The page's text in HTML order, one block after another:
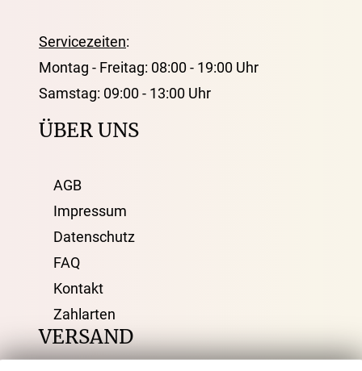
Servicezeiten:
Montag - Freitag: 08:00 - 19:00 Uhr
Samstag: 09:00 - 13:00 Uhr
ÜBER UNS
AGB
Impressum
Datenschutz
FAQ
Kontakt
Zahlarten
VERSAND